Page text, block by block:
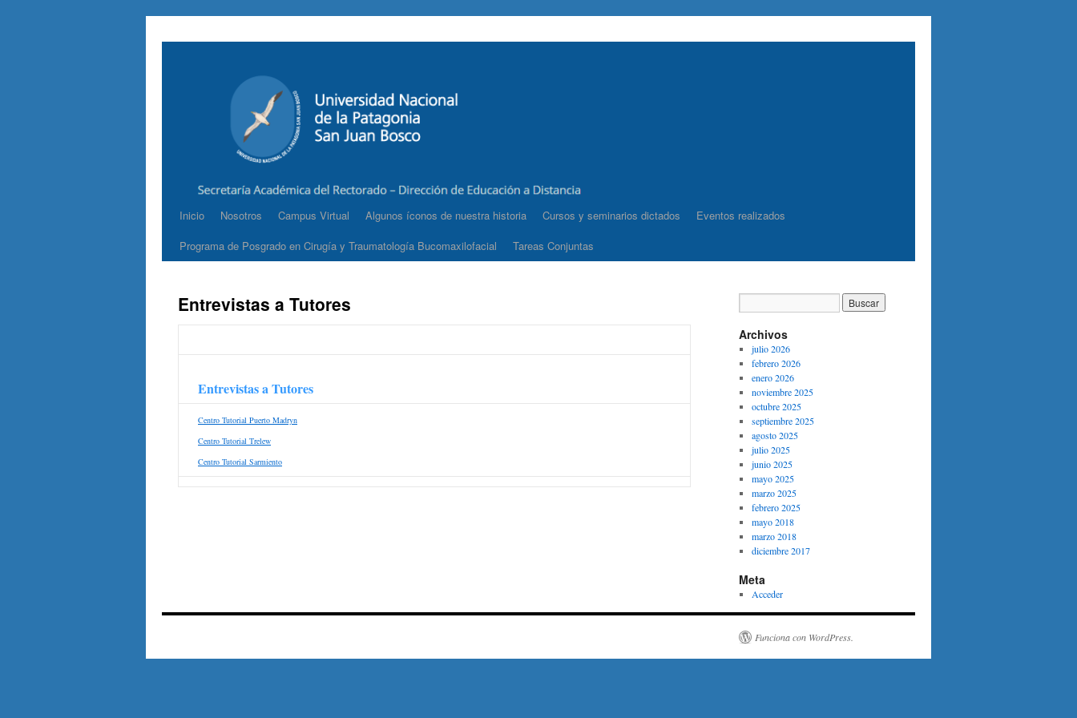
Inicio Nosotros Campus Virtual Algunos íconos de nuestra historia Cursos y seminarios dictados
Eventos realizados
Programa de Posgrado en Cirugía y Traumatología Bucomaxilofacial
Tareas Conjuntas
Entrevistas a Tutores
Entrevistas a Tutores
Centro Tutorial Puerto Madryn
Centro Tutorial Trelew
Centro Tutorial Sarmiento
Archivos
julio 2026
febrero 2026
enero 2026
noviembre 2025
octubre 2025
septiembre 2025
agosto 2025
julio 2025
junio 2025
mayo 2025
marzo 2025
febrero 2025
mayo 2018
marzo 2018
diciembre 2017
Meta
Acceder
Funciona con WordPress.